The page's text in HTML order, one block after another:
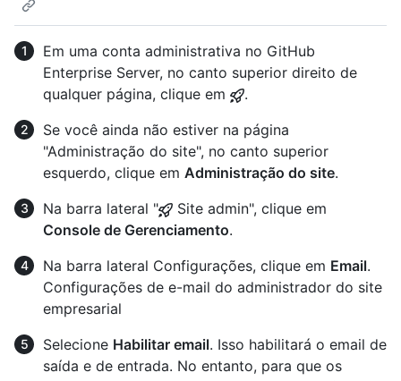
Em uma conta administrativa no GitHub
Enterprise Server, no canto superior direito de
qualquer página, clique em
.
Se você ainda não estiver na página
"Administração do site", no canto superior
esquerdo, clique em Administração do site.
Na barra lateral "
Site admin", clique em
Console de Gerenciamento.
Na barra lateral Configurações, clique em Email.
Configurações de e-mail do administrador do site
empresarial
Selecione Habilitar email. Isso habilitará o email de
saída e de entrada. No entanto, para que os